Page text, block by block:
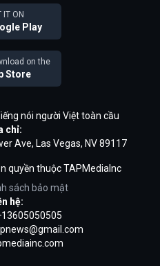
IT ON
Play
on the
Store
nói người Việt toàn cầu
chỉ:
Ave, Las Vegas, NV 89117
quyền thuộc TAPMediaInc
sách bảo mật
hệ: